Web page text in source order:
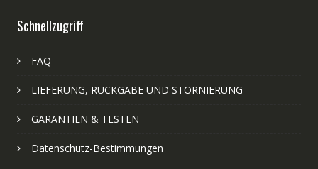
Schnellzugriff
FAQ
LIEFERUNG, RÜCKGABE UND STORNIERUNG
GARANTIEN & TESTEN
Datenschutz-Bestimmungen